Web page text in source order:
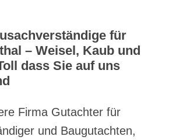
für
– Weisel, Kaub und
dass Sie auf uns
Firma Gutachter für
und Baugutachten,